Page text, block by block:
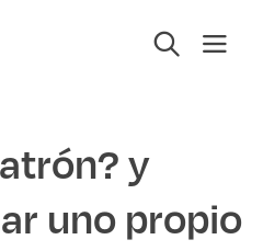
y
uno propio